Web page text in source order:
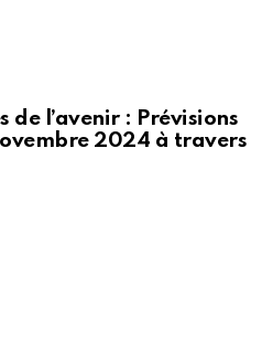
de l’avenir : Prévisions
2024 à travers